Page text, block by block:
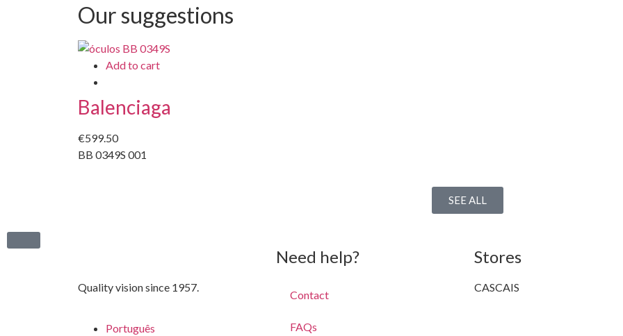
Our suggestions
Add to cart
Balenciaga
€599.50
BB 0349S 001
SEE ALL
Quality vision since 1957.
Português
Need help?
Contact
FAQs
Stores
CASCAIS